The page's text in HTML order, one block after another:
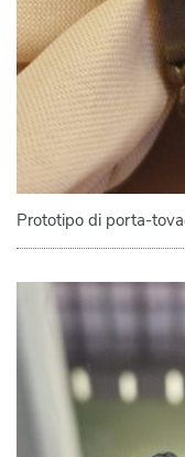
Prototipo di porta-